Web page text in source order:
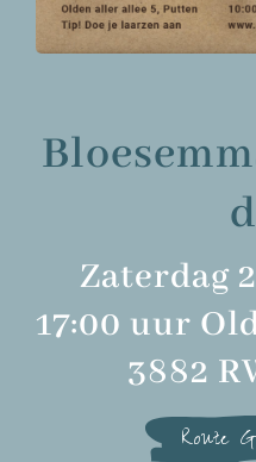
Zaterdag
17:00 uur
3882
Route